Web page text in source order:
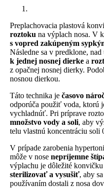
Preplachovacia plastová
roztoku na výplach nosa. V
s vopred zakúpeným
Následne sa v predklone,
k jednej nosnej dierke a
z opačnej nosnej dierky.
nosnou dierkou.
Táto technika je časovo
odporúča použiť voda, ktorú
vychladnúť. Pri príprave
množstvo vody a soli, aby
telu vlastnú koncentráciu soli
V prípade zarobenia
môže v nose nepríjemne
výplachu je dôležité
sterilizovať a vysušiť, aby
používaním dostali z nosa